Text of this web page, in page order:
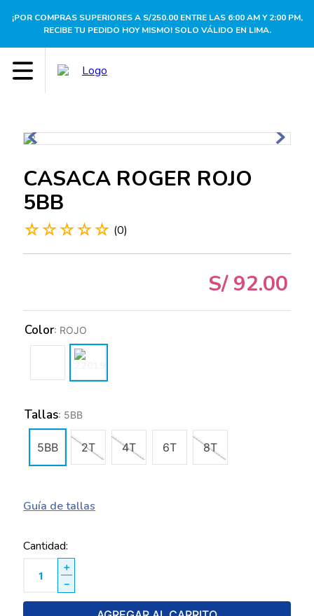
¡POR COMPRAS SUPERIORES A S/250.00 ENTRE LAS 6:00 AM Y 2:00 PM,
RECIBE TU PEDIDO HOY MISMO! SOLO VÁLIDO EN LIMA.
CASACA ROGER ROJO
5BB
☆☆☆☆☆ (0)
S/ 92.00
Tallas: 5BB
5BB 2T 4T 6T 8T
Color: ROJO
Guía de tallas
Cantidad
＋
－